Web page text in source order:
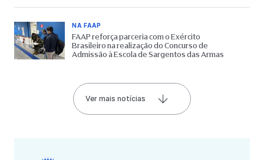
NA FAAP
FAAP reforça parceria com o Exército
Brasileiro na realização do Concurso de
Admissão à Escola de Sargentos das Armas
Ver mais notícias